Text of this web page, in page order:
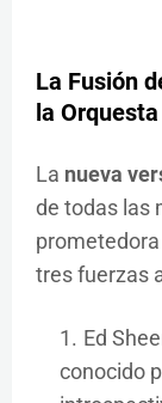
La Fusión
la Orquesta
La nueva
de todas las
prometedora
tres fuerzas
Ed
conocido